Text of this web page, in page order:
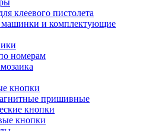
клеевого пистолета
и комплектующие
номерам
кнопки
пришивные
кнопки
кнопки